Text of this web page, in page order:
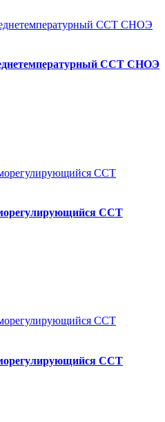
ССТ СНОЭ
ССТ
ССТ